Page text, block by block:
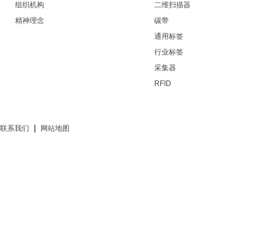
组织机构
精神理念
二维扫描器
碳带
通用标签
行业标签
采集器
RFID
联系我们 网站地图